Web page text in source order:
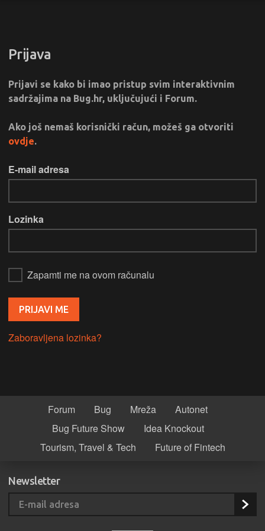
Prijava
Prijavi se kako bi imao pristup svim interaktivnim
sadržajima na Bug.hr, uključujući i Forum.
Ako još nemaš korisnički račun, možeš ga otvoriti
ovdje.
E-mail adresa
Lozinka
Zapamti me na ovom računalu
Zaboravljena lozinka?
Forum Bug Mreža
Autonet
Bug Future Show
Idea Knockout
Tourism, Travel & Tech
Future of Fintech
Newsletter